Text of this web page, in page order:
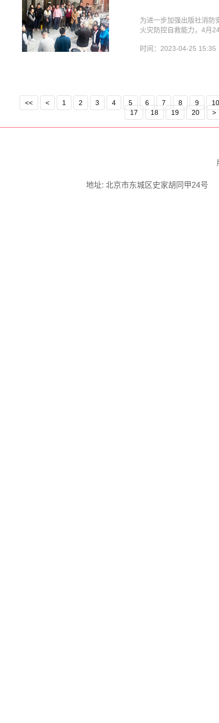
情怀，领略领袖治国理政
围绕主题教育主线，大家
姓家》讲述的是中国共
也有温度，是一本接地气
习近平总书记的人民情怀
神。我们要学习总书记的
来源：习近平经济思想研
为进一步加强出版社消防
火灾防控自救能力，4月
之重，关系到每一位员工
时间：2023-04-25 15:35
<< < 1 2 3 4 5 6 7 8 9
10
17
18 19 20 >
地址: 北京市东城区史家胡同甲24